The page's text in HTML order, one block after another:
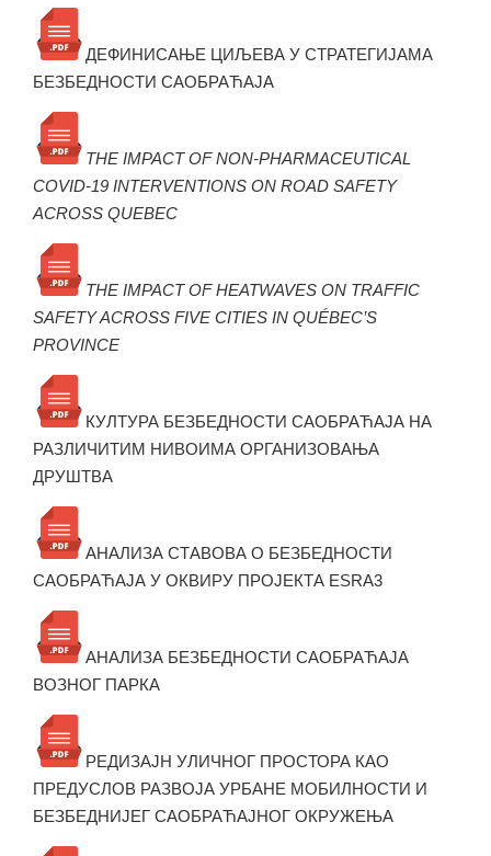
ДЕФИНИСАЊЕ ЦИЉЕВА У СТРАТЕГИЈАМА
БЕЗБЕДНОСТИ САОБРАЋАЈА
THE IMPACT OF NON-PHARMACEUTICAL
COVID-19 INTERVENTIONS ON ROAD SAFETY
ACROSS QUEBEC
THE IMPACT OF HEATWAVES ON TRAFFIC
SAFETY ACROSS FIVE CITIES IN QUÉBEC’S
PROVINCE
КУЛТУРА БЕЗБЕДНОСТИ САОБРАЋАЈА НА
РАЗЛИЧИТИМ НИВОИМА ОРГАНИЗОВАЊА
ДРУШТВА
АНАЛИЗА СТАВОВА О БЕЗБЕДНОСТИ
САОБРАЋАЈА У ОКВИРУ ПРОЈЕКТА ESRA3
АНАЛИЗА БЕЗБЕДНОСТИ САОБРАЋАЈА
ВОЗНОГ ПАРКА
РЕДИЗАЈН УЛИЧНОГ ПРОСТОРА КАО
ПРЕДУСЛОВ РАЗВОЈА УРБАНЕ МОБИЛНОСТИ И
БЕЗБЕДНИЈЕГ САОБРАЋАЈНОГ ОКРУЖЕЊА